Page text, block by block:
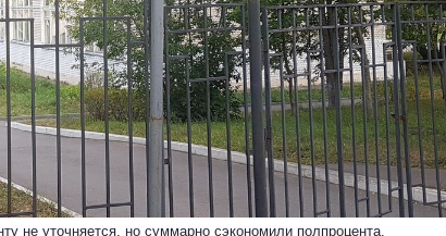
не уточняется, но суммарно сэкономили полпроцента.